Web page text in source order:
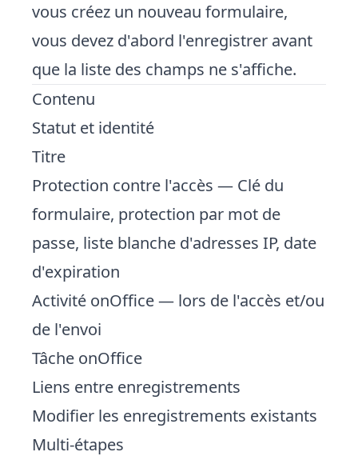
vous créez un nouveau formulaire,
vous devez d'abord l'enregistrer avant
que la liste des champs ne s'affiche.
Contenu
Statut et identité
Titre
Protection contre l'accès — Clé du
formulaire, protection par mot de
passe, liste blanche d'adresses IP, date
d'expiration
Activité onOffice— lors de l'accès et/ou
de l'envoi
Tâche onOffice
Liens entre enregistrements
Modifier les enregistrements existants
Multi-étapes